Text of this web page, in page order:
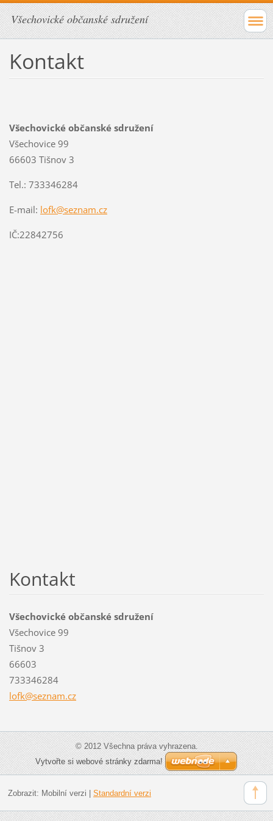
Všechovické občanské sdružení
Kontakt
Všechovické občanské sdružení
Všechovice 99
66603 Tišnov 3
Tel.: 733346284
E-mail: lofk@seznam.cz
IČ:22842756
Kontakt
Všechovické občanské sdružení
Všechovice 99
Tišnov 3
66603
733346284
lofk@seznam.cz
© 2012 Všechna práva vyhrazena.
Vytvořte si webové stránky zdarma!
Zobrazit: Mobilní verzi Standardní verzi